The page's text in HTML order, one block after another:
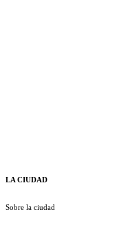
LA CIUDAD
Sobre la ciudad